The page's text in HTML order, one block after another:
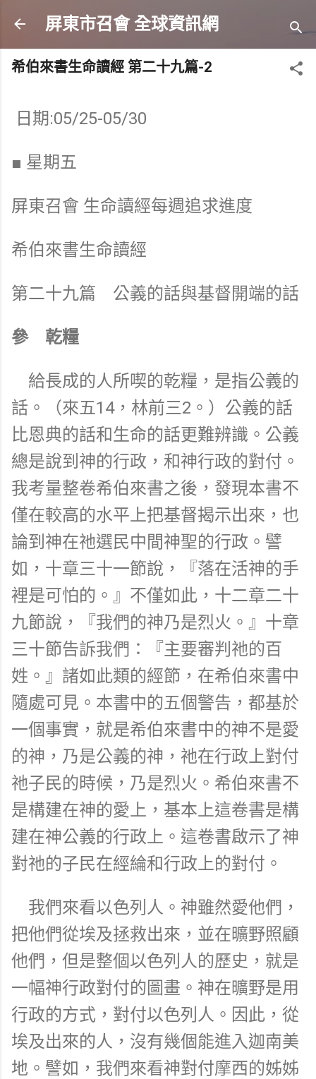
跳到主要內容
屏東市召會 全球資訊網
希伯來書生命讀經 第二十九篇-2
日期:05/25-05/30
■ 星期五
屏東召會 生命讀經每週追求進度
希伯來書生命讀經
第二十九篇 公義的話與基督開端的話
參 乾糧
給長成的人所喫的乾糧，是指公義的
話。（來五14，林前三2。）公義的話
比恩典的話和生命的話更難辨識。公義
總是說到神的行政，和神行政的對付。
我考量整卷希伯來書之後，發現本書不
僅在較高的水平上把基督揭示出來，也
論到神在祂選民中間神聖的行政。譬
如，十章三十一節說，『落在活神的手
裡是可怕的。』不僅如此，十二章二十
九節說，『我們的神乃是烈火。』十章
三十節告訴我們：『主要審判祂的百
姓。』諸如此類的經節，在希伯來書中
隨處可見。本書中的五個警告，都基於
一個事實，就是希伯來書中的神不是愛
的神，乃是公義的神，祂在行政上對付
祂子民的時候，乃是烈火。希伯來書不
是構建在神的愛上，基本上這卷書是構
建在神公義的行政上。這卷書啟示了神
對祂的子民在經綸和行政上的對付。
我們來看以色列人。神雖然愛他們，
把他們從埃及拯救出來，並在曠野照顧
他們，但是整個以色列人的歷史，就是
一幅神行政對付的圖畫。神在曠野是用
行政的方式，對付以色列人。因此，從
埃及出來的人，沒有幾個能進入迦南美
地。譬如，我們來看神對付摩西的姊姊